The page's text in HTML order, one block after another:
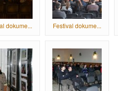
dokume... Festival dokume...